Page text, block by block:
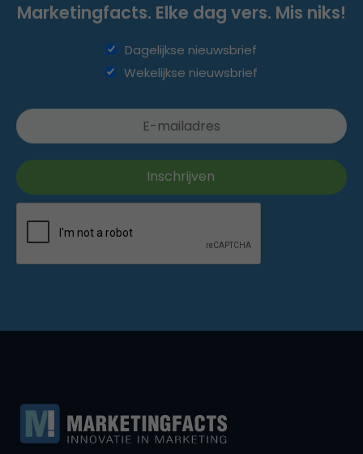
Marketingfacts. Elke dag vers. Mis niks!
Dagelijkse nieuwsbrief
Wekelijkse nieuwsbrief